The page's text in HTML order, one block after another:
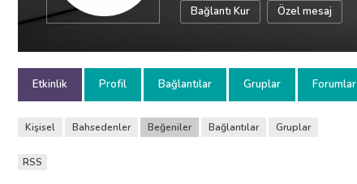
Bağlantı Kur Özel mesaj
Etkinlik Profil Bağlantılar Gruplar Forumlar
Kişisel Bahsedenler Beğeniler Bağlantılar Gruplar
RSS